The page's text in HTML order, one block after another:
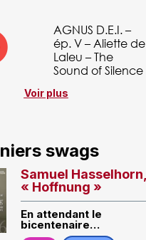
AGNUS D.E.I. –
ép. V – Aliette de
Laleu – The
Sound of Silence
Voir plus
swags
Samuel Hasselhorn,
« Hoffnung »
En attendant le
bicentenaire…